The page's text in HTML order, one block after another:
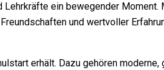
ein bewegender
und wertvoller
erhält. Dazu gehören moderne,